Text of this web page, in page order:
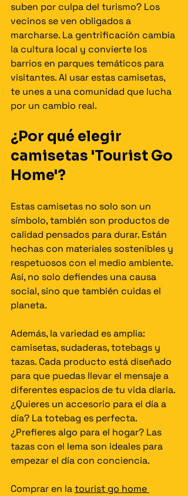
suben por culpa del turismo? Los
vecinos se ven obligados a
marcharse. La gentrificación cambia
la cultura local y convierte los
barrios en parques temáticos para
visitantes. Al usar estas camisetas,
te unes a una comunidad que lucha
por un cambio real.
¿Por qué elegir
camisetas 'Tourist Go
Home'?
Estas camisetas no solo son un
símbolo, también son productos de
calidad pensados para durar. Están
hechas con materiales sostenibles y
respetuosos con el medio ambiente.
Así, no solo defiendes una causa
social, sino que también cuidas el
planeta.
Además, la variedad es amplia:
camisetas, sudaderas, totebags y
tazas. Cada producto está diseñado
para que puedas llevar el mensaje a
diferentes espacios de tu vida diaria.
¿Quieres un accesorio para el día a
día? La totebag es perfecta.
¿Prefieres algo para el hogar? Las
tazas con el lema son ideales para
empezar el día con conciencia.
Comprar en la tourist go home